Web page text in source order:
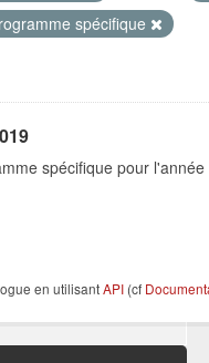
spécifique
spécifique pour
en utilisantAPI (cf